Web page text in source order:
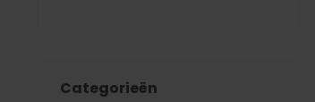
Categorieën